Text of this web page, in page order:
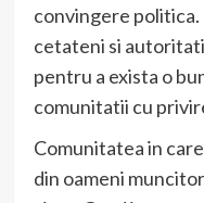
convingere
cetateni si
pentru a exista o
comunitatii cu
Comunitatea in
din oameni